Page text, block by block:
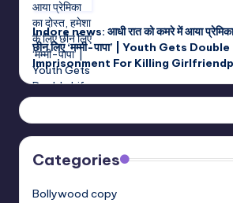
Indore news: आधी रात को कमरे में आया प्रेमिका
छीन लिए ‘मम्मी-पापा’ | Youth Gets
Imprisonment For Killing
Categories
Bollywood copy